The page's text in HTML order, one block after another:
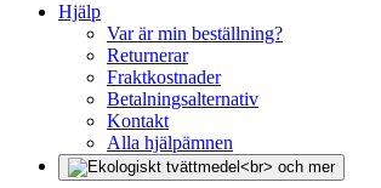
Hjälp
Var är min beställning?
Returnerar
Fraktkostnader
Betalningsalternativ
Kontakt
Alla hjälpämnen